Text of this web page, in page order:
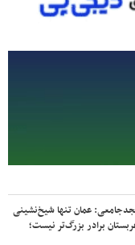
عمان تنها شیخ‌نشینی
برادر بزرگ‌تر نیست؛